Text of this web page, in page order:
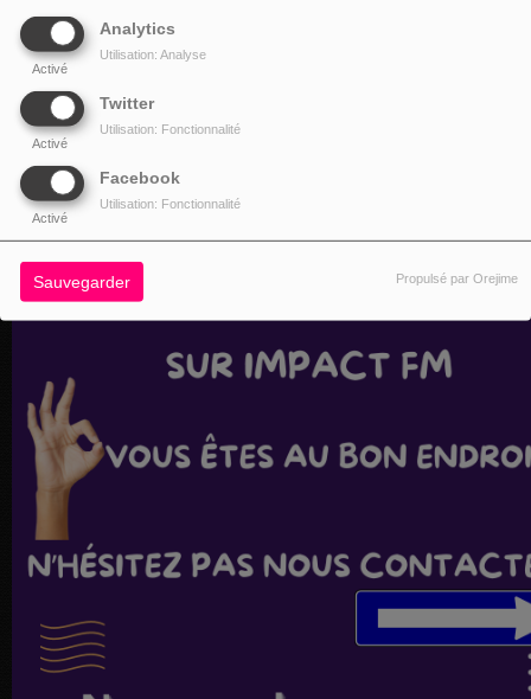
Analytics
Activé
Utilisation: Analyse
Twitter
Activé
Utilisation: Fonctionnalité
Facebook
Activé
Utilisation: Fonctionnalité
Sauvegarder Propulsé par Orejime